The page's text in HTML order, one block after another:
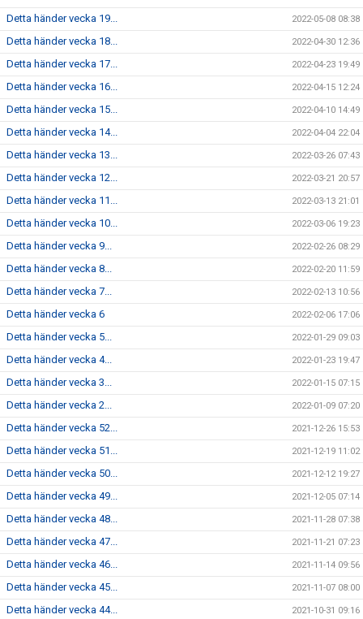
Detta händer vecka 19... 2022-05-08 08:38
Detta händer vecka 18... 2022-04-30 12:36
Detta händer vecka 17... 2022-04-23 19:49
Detta händer vecka 16... 2022-04-15 12:24
Detta händer vecka 15... 2022-04-10 14:49
Detta händer vecka 14... 2022-04-04 22:04
Detta händer vecka 13... 2022-03-26 07:43
Detta händer vecka 12... 2022-03-21 20:57
Detta händer vecka 11... 2022-03-13 21:01
Detta händer vecka 10... 2022-03-06 19:23
Detta händer vecka 9... 2022-02-26 08:29
Detta händer vecka 8... 2022-02-20 11:59
Detta händer vecka 7... 2022-02-13 10:56
Detta händer vecka 6 2022-02-06 17:06
Detta händer vecka 5... 2022-01-29 09:03
Detta händer vecka 4... 2022-01-23 19:47
Detta händer vecka 3... 2022-01-15 07:15
Detta händer vecka 2... 2022-01-09 07:20
Detta händer vecka 52... 2021-12-26 15:53
Detta händer vecka 51... 2021-12-19 11:02
Detta händer vecka 50... 2021-12-12 19:27
Detta händer vecka 49... 2021-12-05 07:14
Detta händer vecka 48... 2021-11-28 07:38
Detta händer vecka 47... 2021-11-21 07:23
Detta händer vecka 46... 2021-11-14 09:56
Detta händer vecka 45... 2021-11-07 08:00
Detta händer vecka 44... 2021-10-31 09:16